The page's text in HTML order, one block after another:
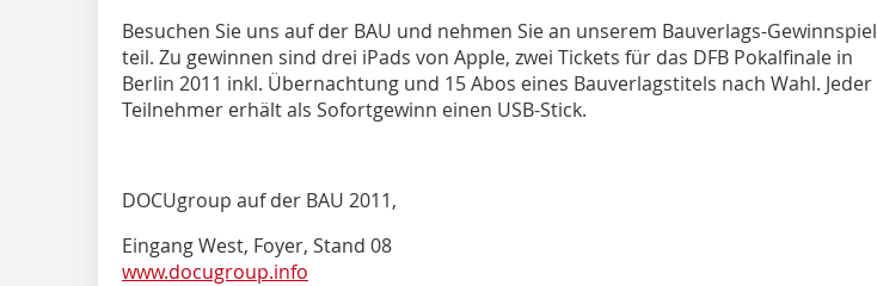
Besuchen Sie uns auf der BAU und nehmen Sie an unserem Bauverlags-Gewinnspiel
teil. Zu gewinnen sind drei iPads von Apple, zwei Tickets für das DFB Pokalfinale in
Berlin 2011 inkl. Übernachtung und 15 Abos eines Bauverlagstitels nach Wahl. Jeder
Teilnehmer erhält als Sofortgewinn einen USB-Stick.
DOCUgroup auf der BAU 2011,
Eingang West, Foyer, Stand 08
www.docugroup.info